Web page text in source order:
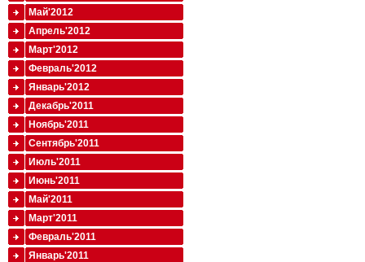
Май'2012
Апрель'2012
Март'2012
Февраль'2012
Январь'2012
Декабрь'2011
Ноябрь'2011
Сентябрь'2011
Июль'2011
Июнь'2011
Май'2011
Март'2011
Февраль'2011
Январь'2011